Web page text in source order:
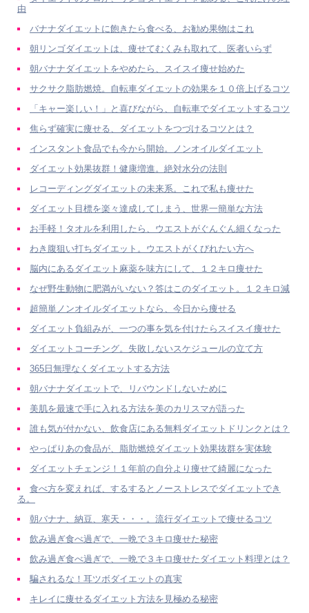
由
バナナダイエットに飽きたら食べる、お勧め果物はこれ
朝リンゴダイエットは、痩せてむくみも取れて、医者いらず
朝バナナダイエットをやめたら、スイスイ痩せ始めた
サクサク脂肪燃焼。自転車ダイエットの効果を１０倍上げるコツ
「キャー楽しい！」と喜びながら、自転車でダイエットするコツ
焦らず確実に痩せる、ダイエットをつづけるコツとは？
インスタント食品でも今から開始。ノンオイルダイエット
ダイエット効果抜群！健康増進。絶対水分の法則
レコーディングダイエットの未来系。これで私も痩せた
ダイエット目標を楽々達成してしまう、世界一簡単な方法
お手軽！タオルを利用したら、ウエストがぐんぐん細くなった
わき腹狙い打ちダイエット。ウエストがくびれたい方へ
脳内にあるダイエット麻薬を味方にして、１２キロ痩せた
なぜ野生動物に肥満がいない？答はこのダイエット。１２キロ減
超簡単ノンオイルダイエットなら、今日から痩せる
ダイエット負組みが、一つの事を気を付けたらスイスイ痩せた
ダイエットコーチング。失敗しないスケジュールの立て方
365日無理なくダイエットする方法
朝バナナダイエットで、リバウンドしないために
美肌を最速で手に入れる方法を美のカリスマが語った
誰も気が付かない、飲食店にある無料ダイエットドリンクとは？
やっぱりあの食品が、脂肪燃焼ダイエット効果抜群を実体験
ダイエットチェンジ！１年前の自分より痩せて綺麗になった
食べ方を変えれば、するするとノーストレスでダイエットでき
る。
朝バナナ、納豆、寒天・・・。流行ダイエットで痩せるコツ
飲み過ぎ食べ過ぎで、一晩で３キロ痩せた秘密
飲み過ぎ食べ過ぎで、一晩で３キロ痩せたダイエット料理とは？
騙されるな！耳ツボダイエットの真実
キレイに痩せるダイエット方法を見極める秘密